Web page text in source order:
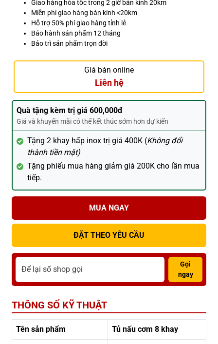
Giao hàng hỏa tốc trong 2 giờ bán kính 20km
Miễn phí giao hàng bán kính <20km
Hỗ trợ 50% phí giao hàng tỉnh lẻ
Bảo hành sản phẩm 12 tháng
Bảo trì sản phẩm trọn đời
Giá bán online
Liên hệ
Quà tặng kèm trị giá 600,000đ
Giá và khuyến mãi có thể kết thúc sớm hơn dự kiến
Tặng 2 khay hấp inox trị giá 400K (Không đổi
thành tiền mặt)
Tặng phiếu mua hàng giảm giá 200K cho lần mua
tiếp.
MUA NGAY
ĐẶT THEO YÊU CẦU
Gọi
ngay
THÔNG SỐ KỸ THUẬT
Tên sản phẩm Tủ nấu cơm 8 khay